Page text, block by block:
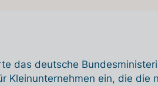
das deutsche
Kleinunternehmen ein, die die